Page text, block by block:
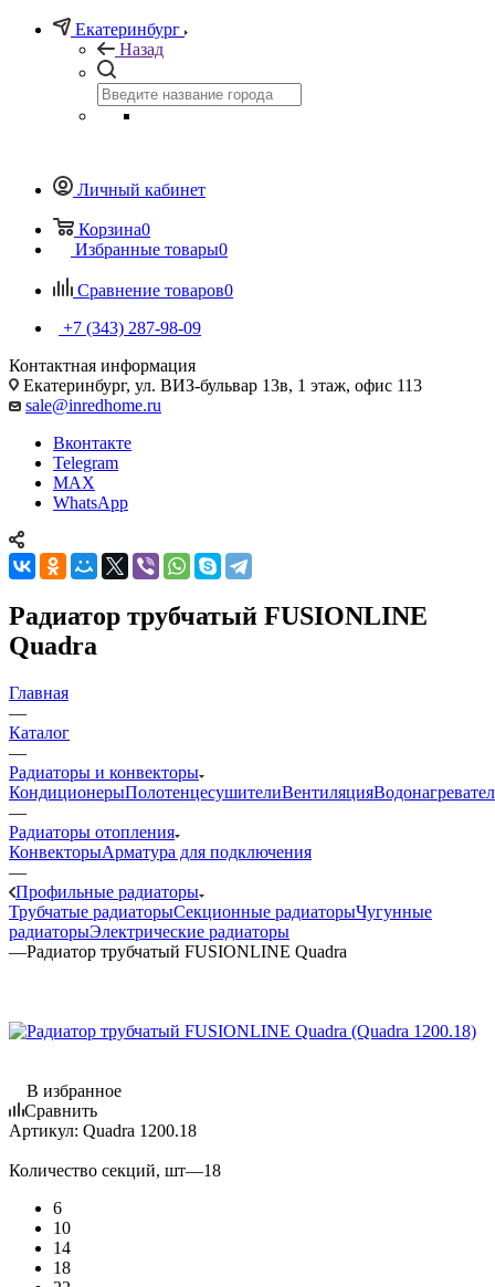
Екатеринбург
Назад
Личный кабинет
Корзина0
Избранные товары0
Сравнение товаров0
+7 (343) 287-98-09
Контактная информация
Екатеринбург, ул. ВИЗ-бульвар 13в, 1 этаж, офис 113
sale@inredhome.ru
Вконтакте
Telegram
MAX
WhatsApp
Радиатор трубчатый FUSIONLINE
Quadra
Главная
—
Каталог
—
Радиаторы и конвекторы
КондиционерыПолотенцесушителиВентиляция
—
Радиаторы отопления
КонвекторыАрматура для подключения
—
Профильные радиаторы
Трубчатые радиаторыСекционные радиаторыЧугунные
радиаторыЭлектрические радиаторы
—Радиатор трубчатый FUSIONLINE Quadra
В избранное
Сравнить
Артикул: Quadra 1200.18
Количество секций, шт—18
6
10
14
18